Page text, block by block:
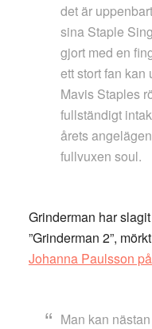
det är
sina Staple
gjort med en
ett stort fan kan
Mavis Staples
fullständigt
årets
fullvuxen soul.
Grinderman har
”Grinderman 2”,
Johanna Paulsson
Man kan